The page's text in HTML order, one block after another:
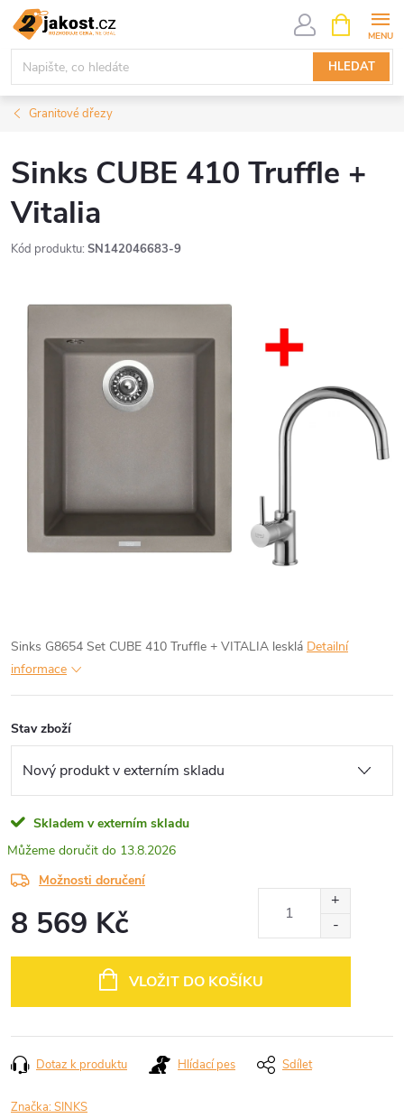
Přejít
obsah
HLEDAT
NÁKUPNÍ
KOŠÍK
Granitové dřezy
Sinks CUBE 410 Truffle +
Vitalia
Kód produktu: SN142046683-9
Sinks G8654 Set CUBE 410 Truffle + VITALIA lesklá Detailní
informace
Stav zboží
Skladem v externím skladu
13.8.2026
Možnosti doručení
8 569 Kč
VLOŽIT DO KOŠÍKU
Dotaz k produktu Hlídací pes Sdílet
Značka:SINKS